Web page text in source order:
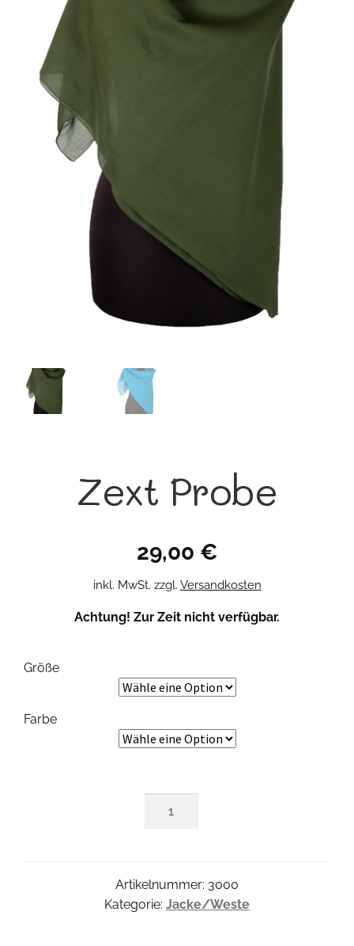
Zext Probe
29,00 €
inkl. MwSt. zzgl. Versandkosten
Achtung! Zur Zeit nicht verfügbar.
Größe
Farbe
Artikelnummer: 3000
Kategorie: Jacke/Weste